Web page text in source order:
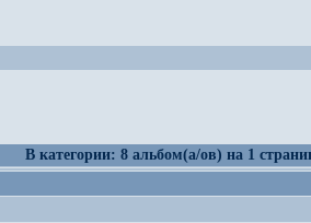
В категории: 8 альбом(а/ов) на 1